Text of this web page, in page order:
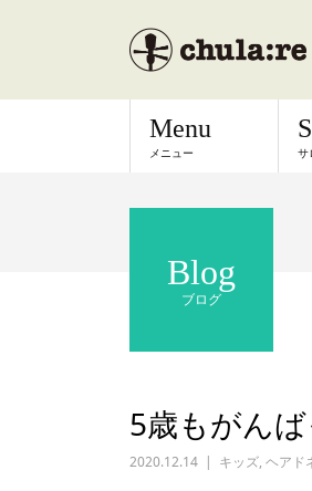
Menu
メニュー サ
Blog
ブログ
5歳もがん
2020.12.14 キッズ, ヘアド